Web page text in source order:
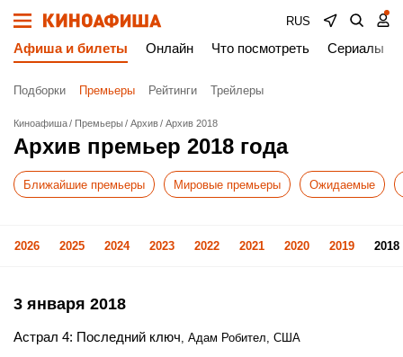
RUS
Афиша и билеты Онлайн Что посмотреть Сериалы
Подборки Премьеры Рейтинги Трейлеры
Киноафиша Премьеры Архив Архив 2018
Архив премьер 2018 года
Ближайшие премьеры Мировые премьеры Ожидаемые
2026 2025 2024 2023 2022 2021 2020 2019 2018
3 января 2018
Астрал 4: Последний ключ, Адам Робител, США